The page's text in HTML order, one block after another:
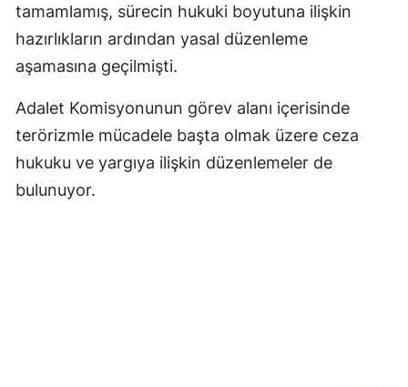
tamamlamış, sürecin hukuki boyutuna ilişkin
hazırlıkların ardından yasal düzenleme
aşamasına geçilmişti.
Adalet Komisyonunun görev alanı içerisinde
terörizmle mücadele başta olmak üzere ceza
hukuku ve yargıya ilişkin düzenlemeler de
bulunuyor.